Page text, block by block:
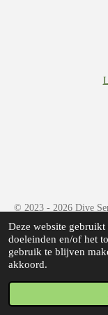
Deze website
doeleinden en/of het
gebruik te blijven
akkoord.
© 2023 - 2026 Dive
Powered byJouwWeb